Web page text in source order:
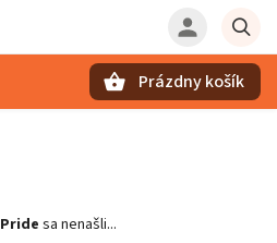
Prázdny košík
sa nenašli...